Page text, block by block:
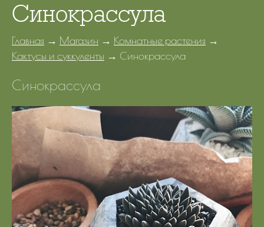
Синокрассула
Главная → Магазин → Комнатные растения →
Кактусы и суккуленты → Синокрассула
Синокрассула